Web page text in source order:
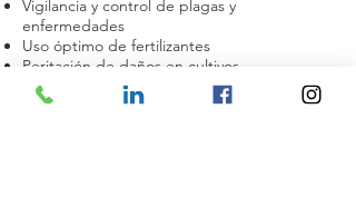
Vigilancia y control de plagas y
enfermedades
Uso óptimo de fertilizantes
Peritación de daños en cultivos
Conteo de plantas